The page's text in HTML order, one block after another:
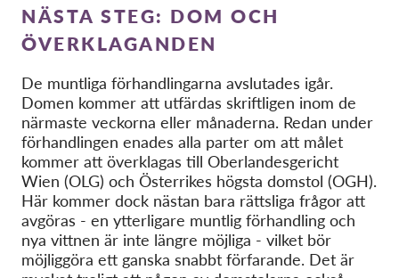
NÄSTA STEG: DOM OCH
ÖVERKLAGANDEN
De muntliga förhandlingarna avslutades igår.
Domen kommer att utfärdas skriftligen inom de
närmaste veckorna eller månaderna. Redan under
förhandlingen enades alla parter om att målet
kommer att överklagas till Oberlandesgericht
Wien (OLG) och Österrikes högsta domstol (OGH).
Här kommer dock nästan bara rättsliga frågor att
avgöras - en ytterligare muntlig förhandling och
nya vittnen är inte längre möjliga - vilket bör
möjliggöra ett ganska snabbt förfarande. Det är